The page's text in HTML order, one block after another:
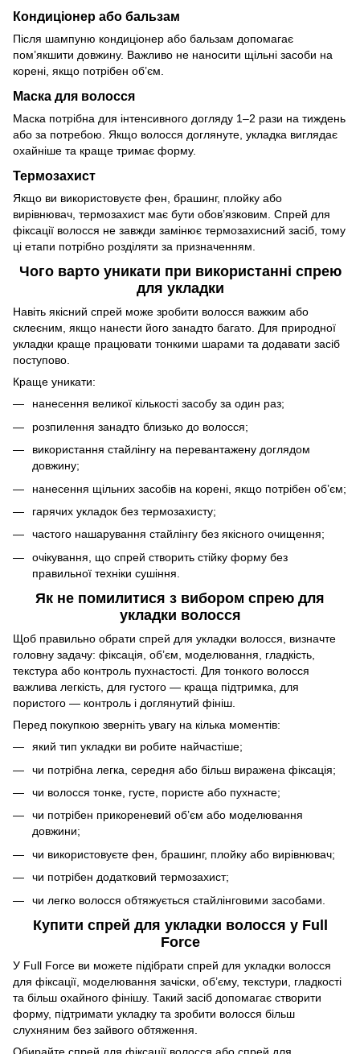
Кондиціонер або бальзам
Після шампуню кондиціонер або бальзам допомагає
пом’якшити довжину. Важливо не наносити щільні засоби на
корені, якщо потрібен об’єм.
Маска для волосся
Маска потрібна для інтенсивного догляду 1–2 рази на тиждень
або за потребою. Якщо волосся доглянуте, укладка виглядає
охайніше та краще тримає форму.
Термозахист
Якщо ви використовуєте фен, брашинг, плойку або
вирівнювач, термозахист має бути обов’язковим. Спрей для
фіксації волосся не завжди замінює термозахисний засіб, тому
ці етапи потрібно розділяти за призначенням.
Чого варто уникати при використанні спрею
для укладки
Навіть якісний спрей може зробити волосся важким або
склеєним, якщо нанести його занадто багато. Для природної
укладки краще працювати тонкими шарами та додавати засіб
поступово.
Краще уникати:
нанесення великої кількості засобу за один раз;
розпилення занадто близько до волосся;
використання стайлінгу на перевантажену доглядом
довжину;
нанесення щільних засобів на корені, якщо потрібен об’єм;
гарячих укладок без термозахисту;
частого нашарування стайлінгу без якісного очищення;
очікування, що спрей створить стійку форму без
правильної техніки сушіння.
Як не помилитися з вибором спрею для
укладки волосся
Щоб правильно обрати спрей для укладки волосся, визначте
головну задачу: фіксація, об’єм, моделювання, гладкість,
текстура або контроль пухнастості. Для тонкого волосся
важлива легкість, для густого — краща підтримка, для
пористого — контроль і доглянутий фініш.
Перед покупкою зверніть увагу на кілька моментів:
який тип укладки ви робите найчастіше;
чи потрібна легка, середня або більш виражена фіксація;
чи волосся тонке, густе, пористе або пухнасте;
чи потрібен прикореневий об’єм або моделювання
довжини;
чи використовуєте фен, брашинг, плойку або вирівнювач;
чи потрібен додатковий термозахист;
чи легко волосся обтяжується стайлінговими засобами.
Купити спрей для укладки волосся у Full
Force
У Full Force ви можете підібрати спрей для укладки волосся
для фіксації, моделювання зачіски, об’єму, текстури, гладкості
та більш охайного фінішу. Такий засіб допомагає створити
форму, підтримати укладку та зробити волосся більш
слухняним без зайвого обтяження.